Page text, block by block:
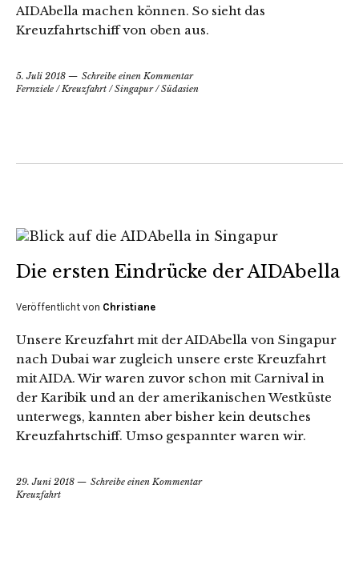
AIDAbella machen können. So sieht das
Kreuzfahrtschiff von oben aus.
5. Juli 2018
Schreibe einen Kommentar
Fernziele /Kreuzfahrt /Singapur/Südasien
Die ersten Eindrücke der AIDAbella
Veröffentlicht von Christiane
Unsere Kreuzfahrt mit der AIDAbella von Singapur
nach Dubai war zugleich unsere erste Kreuzfahrt
mit AIDA. Wir waren zuvor schon mit Carnival in
der Karibik und an der amerikanischen Westküste
unterwegs, kannten aber bisher kein deutsches
Kreuzfahrtschiff. Umso gespannter waren wir.
29. Juni 2018
Schreibe einen Kommentar
Kreuzfahrt